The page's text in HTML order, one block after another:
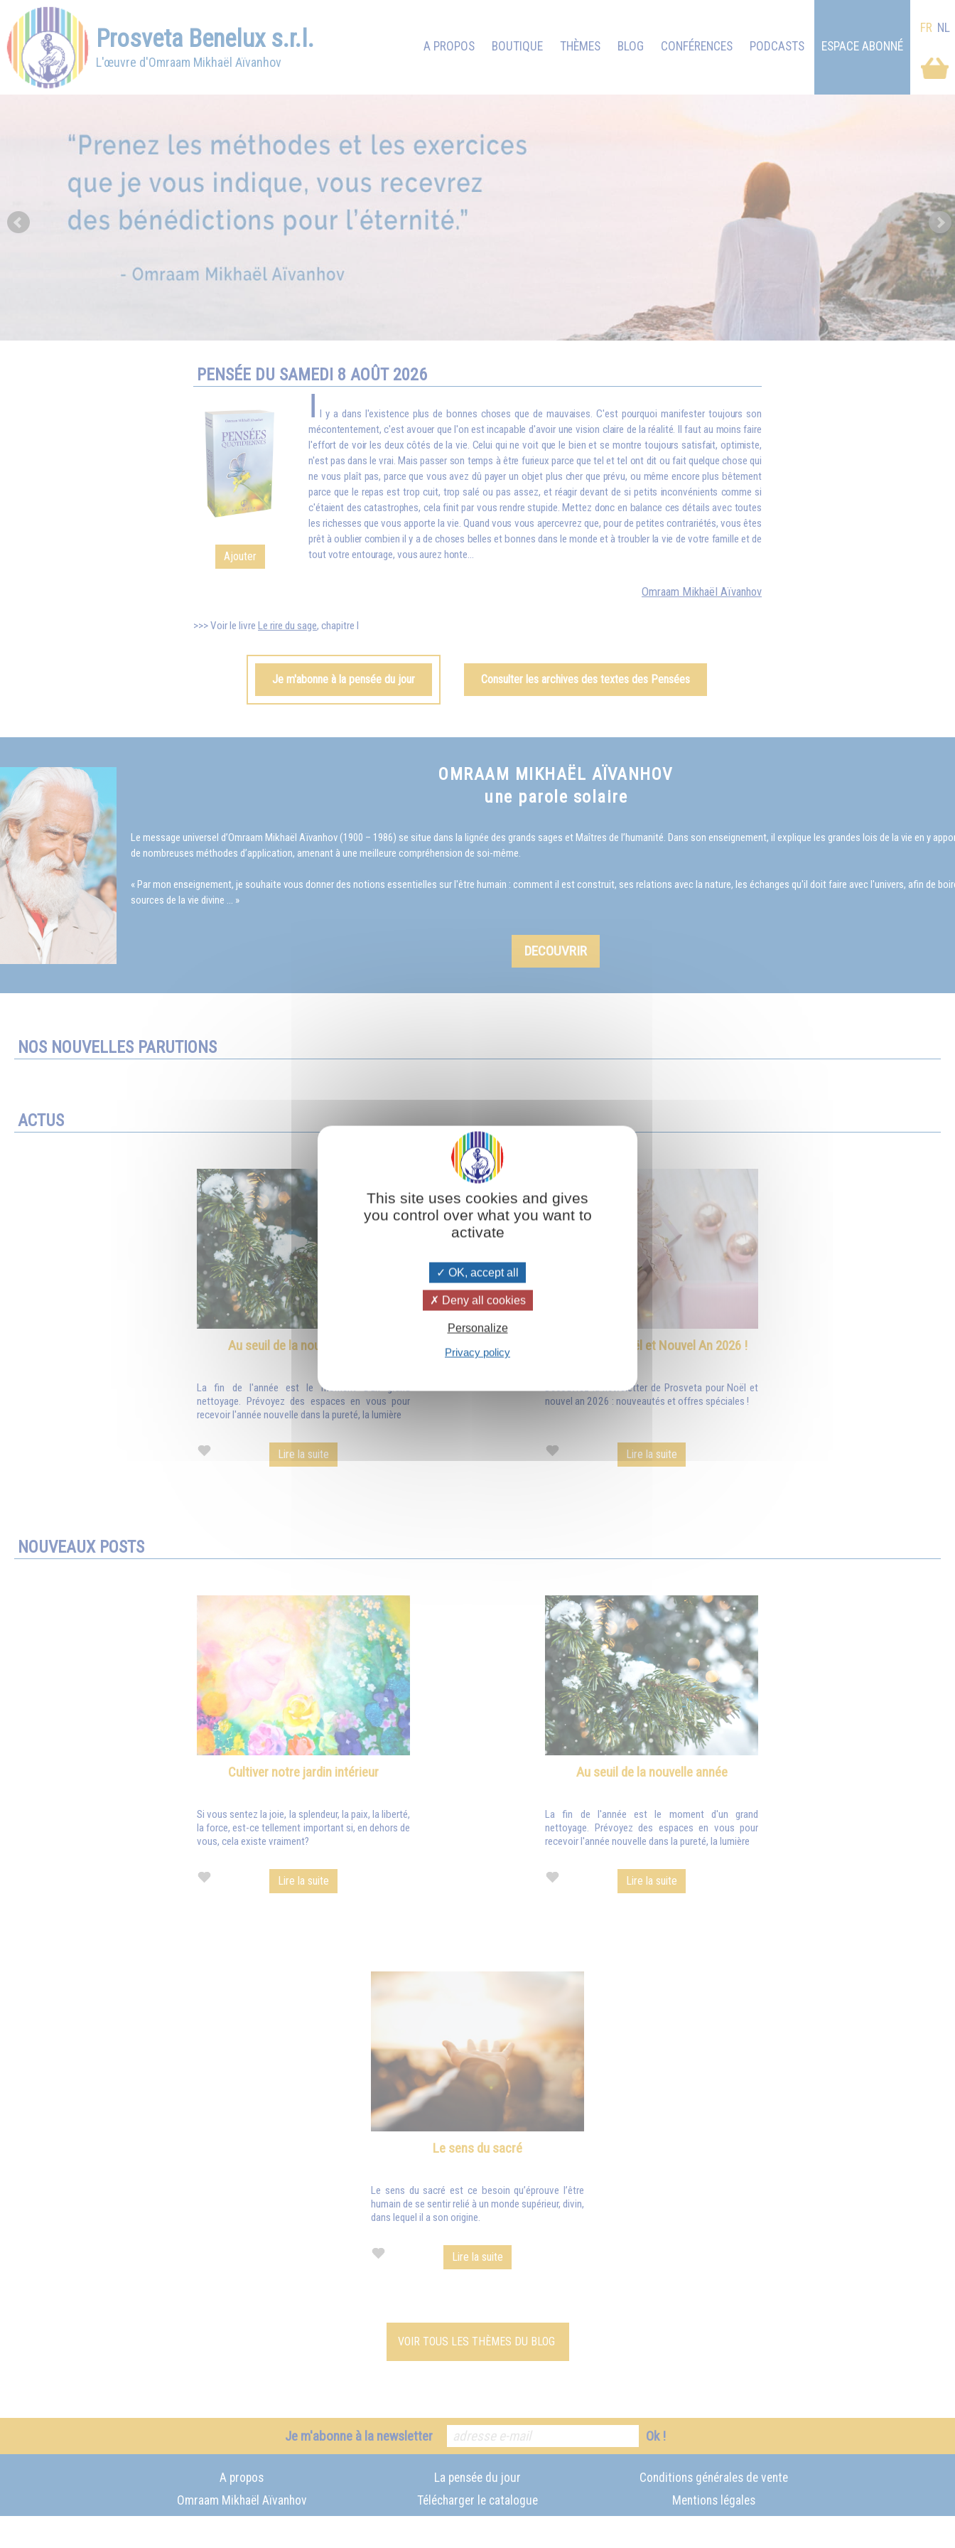
Prosveta Benelux s.r.l.
L'œuvre d'Omraam Mikhaël Aïvanhov
A PROPOS BOUTIQUE THÈMES BLOG CONFÉRENCES PODCASTS ESPACE ABONNÉ
FR NL
Prev Next
PENSÉE DU SAMEDI 8 AOÛT 2026
Ajouter
I l y a dans l'existence plus de bonnes choses que de mauvaises. C'est pourquoi manifester toujours son
mécontentement, c'est avouer que l'on est incapable d'avoir une vision claire de la réalité. Il faut au moins faire
l'effort de voir les deux côtés de la vie. Celui qui ne voit que le bien et se montre toujours satisfait, optimiste,
n'est pas dans le vrai. Mais passer son temps à être furieux parce que tel et tel ont dit ou fait quelque chose qui
ne vous plaît pas, parce que vous avez dû payer un objet plus cher que prévu, ou même encore plus bêtement
parce que le repas est trop cuit, trop salé ou pas assez, et réagir devant de si petits inconvénients comme si
c'étaient des catastrophes, cela finit par vous rendre stupide. Mettez donc en balance ces détails avec toutes
les richesses que vous apporte la vie. Quand vous vous apercevrez que, pour de petites contrariétés, vous êtes
prêt à oublier combien il y a de choses belles et bonnes dans le monde et à troubler la vie de votre famille et de
tout votre entourage, vous aurez honte...
Omraam Mikhaël Aïvanhov
Voir le livre Le rire du sage, chapitre I
Je m'abonne à la pensée du jour Consulter les archives des textes des Pensées
OMRAAM MIKHAËL AÏVANHOV
une parole solaire
Le message universel d’Omraam Mikhaël Aïvanhov (1900 – 1986) se situe dans la lignée des grands sages et Maîtres de l’humanité. Dans son enseignement, il explique les grandes lois de la vie en y
de nombreuses méthodes d’application, amenant à une meilleure compréhension de soi-même.
« Par mon enseignement, je souhaite vous donner des notions essentielles sur l'être humain : comment il est construit, ses relations avec la nature, les échanges qu'il doit faire avec l'univers, afin de
sources de la vie divine … »
DECOUVRIR
NOS NOUVELLES PARUTIONS
ACTUS
Au seuil de la nouvelle année
La fin de l'année est le moment d'un grand
nettoyage. Prévoyez des espaces en vous pour
recevoir l'année nouvelle dans la pureté, la lumière
Lire la suite
Newsletter Noël et Nouvel An 2026 !
Découvrez la newsletter de Prosveta pour Noël et
nouvel an 2026 : nouveautés et offres spéciales !
Lire la suite
NOUVEAUX POSTS
Cultiver notre jardin intérieur
Si vous sentez la joie, la splendeur, la paix, la liberté,
la force, est-ce tellement important si, en dehors de
vous, cela existe vraiment?
Lire la suite
Au seuil de la nouvelle année
La fin de l'année est le moment d'un grand
nettoyage. Prévoyez des espaces en vous pour
recevoir l'année nouvelle dans la pureté, la lumière
Lire la suite
Le sens du sacré
Le sens du sacré est ce besoin qu’éprouve l’être
humain de se sentir relié à un monde supérieur, divin,
dans lequel il a son origine.
Lire la suite
VOIR TOUS LES THÈMES DU BLOG
Je m'abonne à la newsletter Ok !
A propos
Omraam Mikhaël Aïvanhov
La pensée du jour
Télécharger le catalogue
Conditions générales de vente
Mentions légales
This site uses cookies and gives
you control over what you want to
activate
OK, accept all
Deny all cookies
Personalize
Privacy policy